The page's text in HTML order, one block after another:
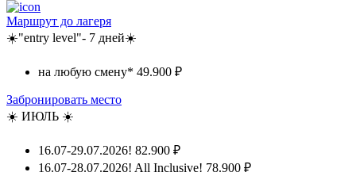
Маршрут до лагеря
☀️"entry level"- 7 дней☀️
на любую смену* 49.900 ₽
Забронировать место
☀️ ИЮЛЬ ☀️
16.07-29.07.2026! 82.900 ₽
16.07-28.07.2026! All Inclusive! 78.900 ₽